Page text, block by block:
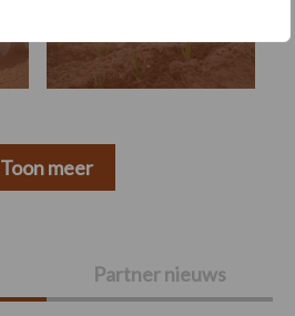
Partner nieuws
Toon meer